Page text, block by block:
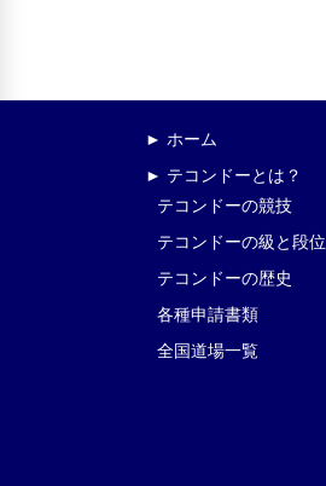
► ホーム
► テコンドーとは？
テコンドーの競技
テコンドーの級と段位
テコンドーの歴史
各種申請書類
全国道場一覧